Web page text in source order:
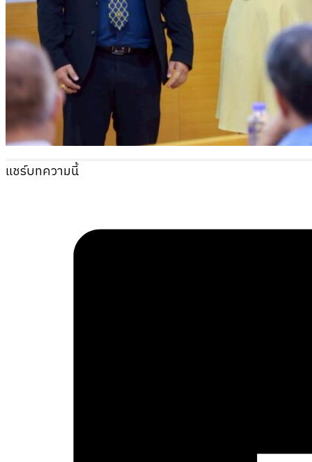
แชร์บทความนี้